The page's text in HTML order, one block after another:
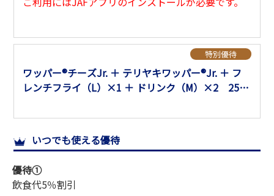
特別優待
ワッパー®チーズJr. ＋ テリヤキワッパー®Jr. ＋ フ
レンチフライ（L）×1 ＋ ドリンク（M）×2 250
※通常1,550円を1,300円でご提供します。
※通常価格変更時は変更後の価格より値引します。
いつでも使える優待
優待①
飲食代5％割引